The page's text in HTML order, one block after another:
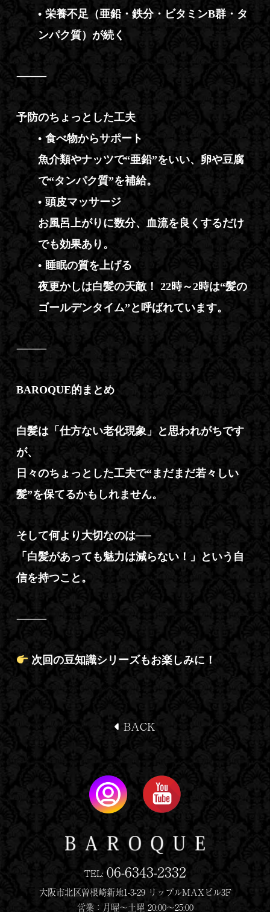
• 栄養不足（亜鉛・鉄分・ビタミンB群・タ
ンパク質）が続く
⸻
予防のちょっとした工夫
• 食べ物からサポート
魚介類やナッツで“亜鉛”をいい、卵や豆腐
で“タンパク質”を補給。
• 頭皮マッサージ
お風呂上がりに数分、血流を良くするだけ
でも効果あり。
• 睡眠の質を上げる
夜更かしは白髪の天敵！ 22時～2時は“髪の
ゴールデンタイム”と呼ばれています。
⸻
BAROQUE的まとめ
白髪は「仕方ない老化現象」と思われがちです
が、
日々のちょっとした工夫で“まだまだ若々しい
髪”を保てるかもしれません。
そして何より大切なのは──
「白髪があっても魅力は減らない！」という自
信を持つこと。
⸻
次回の豆知識シリーズもお楽しみに！
BACK
TEL: 06-6343-2332
大阪市北区曽根崎新地1-3-29 リップルMAXビル3F
営業：月曜〜土曜 20:00〜25:00